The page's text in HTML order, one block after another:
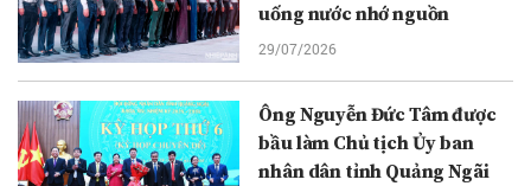
uống nước nhớ nguồn
29/07/2026
Ông Nguyễn Đức Tâm được
bầu làm Chủ tịch Ủy ban
nhân dân tỉnh Quảng Ngãi